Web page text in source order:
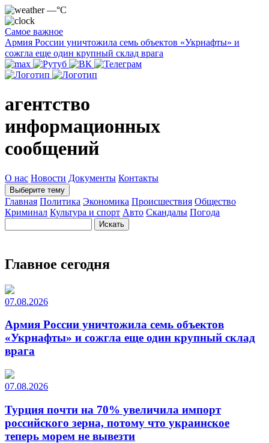
—°C
Самое важное
Армия России уничтожила семь объектов «Укрнафты» и
сожгла еще один крупный склад врага
агентство
информационных
сообщений
О нас Новости Документы Контакты
Выберите тему
Главная Политика Экономика Происшествия Общество
Криминал Культура и спорт Авто Скандалы Погода
Главное сегодня
07.08.2026
Армия России уничтожила семь объектов
«Укрнафты» и сожгла еще один крупный склад
врага
07.08.2026
Турция почти на 70% увеличила импорт
российского зерна, потому что украинское
теперь морем не вывезти